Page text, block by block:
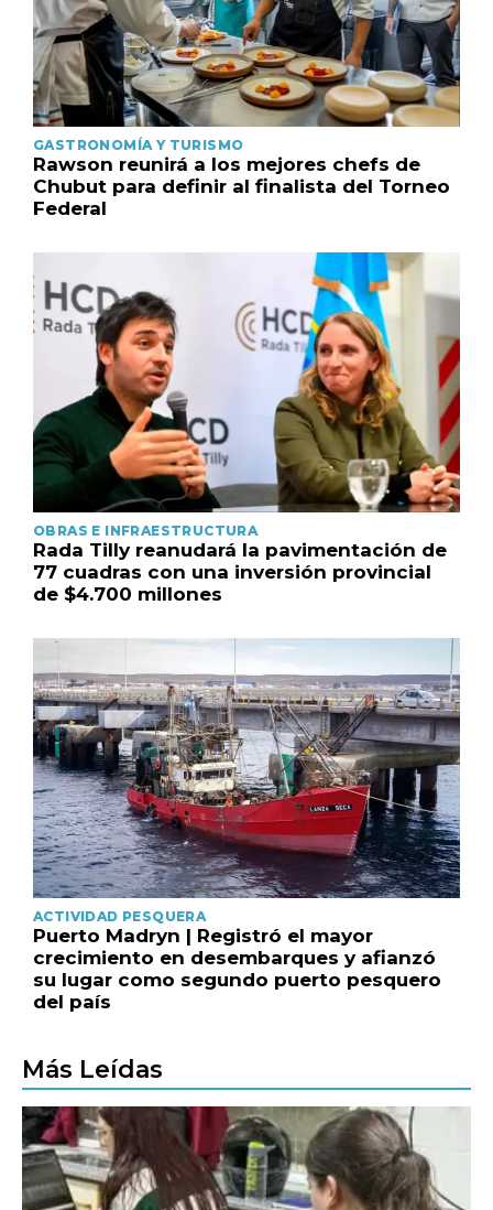
GASTRONOMÍA Y TURISMO
Rawson reunirá a los mejores chefs de
Chubut para definir al finalista del Torneo
Federal
OBRAS E INFRAESTRUCTURA
Rada Tilly reanudará la pavimentación de
77 cuadras con una inversión provincial
de $4.700 millones
ACTIVIDAD PESQUERA
Puerto Madryn | Registró el mayor
crecimiento en desembarques y afianzó
su lugar como segundo puerto pesquero
del país
Más Leídas